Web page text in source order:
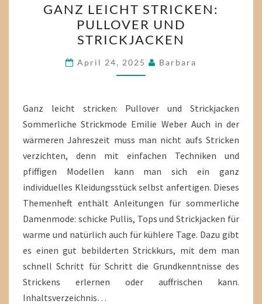
LEICHT
STRICKEN:
PULLOVER
UND
STRICKJACKEN
GANZ LEICHT STRICKEN:
PULLOVER UND
STRICKJACKEN
April 24, 2025 Barbara
Ganz leicht stricken: Pullover und Strickjacken
Sommerliche Strickmode Emilie Weber Auch in der
wärmeren Jahreszeit muss man nicht aufs Stricken
verzichten, denn mit einfachen Techniken und
pfiffigen Modellen kann man sich ein ganz
individuelles Kleidungsstück selbst anfertigen. Dieses
Themenheft enthält Anleitungen für sommerliche
Damenmode: schicke Pullis, Tops und Strickjacken für
warme und natürlich auch für kühlere Tage. Dazu gibt
es einen gut bebilderten Strickkurs, mit dem man
schnell Schritt für Schritt die Grundkenntnisse des
Strickens erlernen oder auffrischen kann.
Inhaltsverzeichnis…